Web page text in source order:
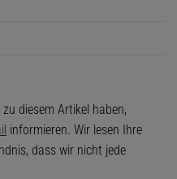
diesem Artikel haben,
informieren. Wir lesen Ihre
dass wir nicht jede